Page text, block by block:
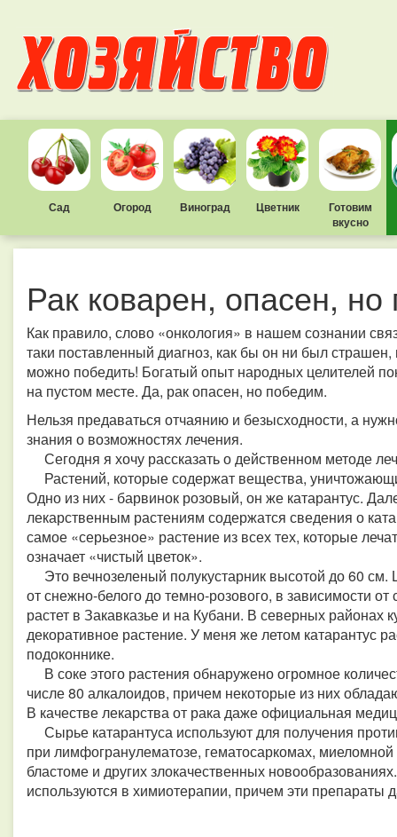
Сад Огород Виноград Цветник
Готовим
вкусно
Рак коварен, опасен,
Как правило, слово «онкология» в нашем сознании
таки поставленный диагноз, как бы он ни был
можно победить! Богатый опыт народных целителей
на пустом месте. Да, рак опасен, но победим.
Нельзя предаваться отчаянию и безысходности, а
знания о возможностях лечения.
Сегодня я хочу рассказать о действенном методе
Растений, которые содержат вещества,
Одно из них - барвинок розовый, он же катарантус.
лекарственным растениям содержатся сведения о
самое «серьезное» растение из всех тех, которые
означает «чистый цветок».
Это вечнозеленый полукустарник высотой до 60
от снежно-белого до темно-розового, в зависимости
растет в Закавказье и на Кубани. В северных районах
декоративное растение. У меня же летом катарантус
подоконнике.
В соке этого растения обнаружено огромное
числе 80 алкалоидов, причем некоторые из них
В качестве лекарства от рака даже официальная
Сырье катарантуса используют для получения
при лимфогранулематозе, гематосаркомах,
бластоме и других злокачественных
используются в химиотерапии, причем эти препараты